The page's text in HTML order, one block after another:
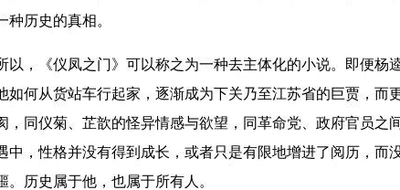
种历史的真相。
以，《仪凤之门》可以称之为一种去主体化的小说。即便
如何从货站车行起家，逐渐成为下关乃至江苏省的巨贾，
，同仪菊、芷歆的怪异情感与欲望，同革命党、政府官员
中，性格并没有得到成长，或者只是有限地增进了阅历，
。历史属于他，也属于所有人。